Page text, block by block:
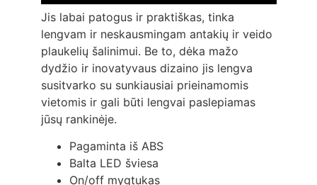
Jis labai patogus ir praktiškas, tinka
lengvam ir neskausmingam antakių ir veido
plaukelių šalinimui. Be to, dėka mažo
dydžio ir inovatyvaus dizaino jis lengva
susitvarko su sunkiausiai prieinamomis
vietomis ir gali būti lengvai paslepiamas
jūsų rankinėje.
Pagaminta iš ABS
Balta LED šviesa
On/off mygtukas